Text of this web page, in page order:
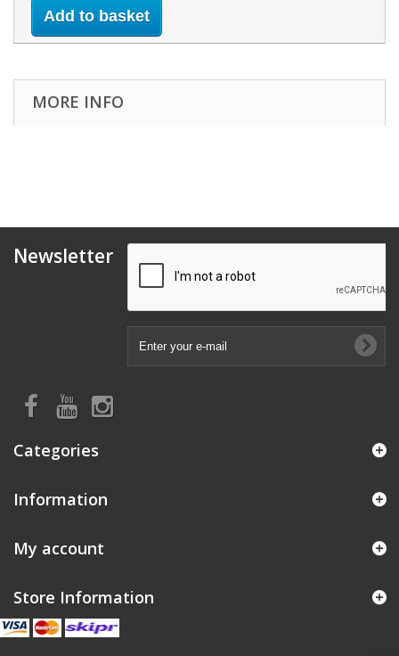
Add to basket
MORE INFO
Newsletter
Categories
Information
My account
Store Information